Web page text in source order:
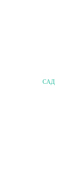
САД